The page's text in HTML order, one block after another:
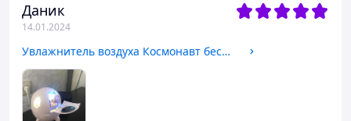
Даник
14.01.2024
Увлажнитель воздуха Космонавт беспроводной